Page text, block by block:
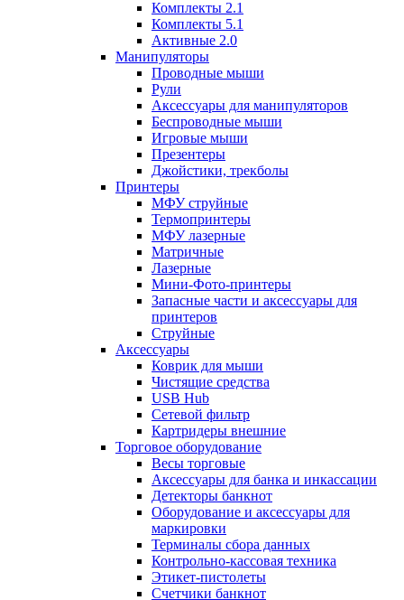
Комплекты 2.1
Комплекты 5.1
Активные 2.0
Манипуляторы
Проводные мыши
Рули
Аксессуары для манипуляторов
Беспроводные мыши
Игровые мыши
Презентеры
Джойстики, трекболы
Принтеры
МФУ струйные
Термопринтеры
МФУ лазерные
Матричные
Лазерные
Мини-Фото-принтеры
Запасные части и аксессуары для
принтеров
Струйные
Аксессуары
Коврик для мыши
Чистящие средства
USB Hub
Сетевой фильтр
Картридеры внешние
Торговое оборудование
Весы торговые
Аксессуары для банка и инкассации
Детекторы банкнот
Оборудование и аксессуары для
маркировки
Терминалы сбора данных
Контрольно-кассовая техника
Этикет-пистолеты
Счетчики банкнот